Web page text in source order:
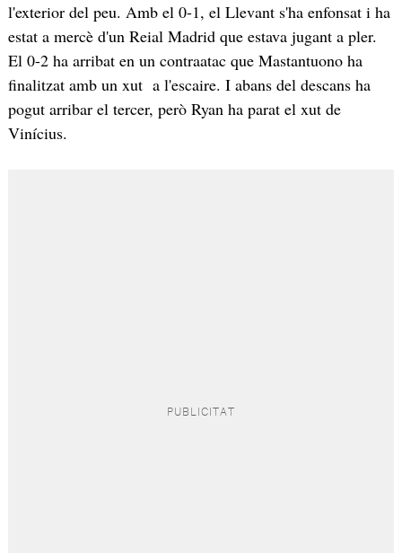
l'exterior del peu. Amb el 0-1, el Llevant s'ha enfonsat i ha
estat a mercè d'un Reial Madrid que estava jugant a pler.
El 0-2 ha arribat en un contraatac que Mastantuono ha
finalitzat amb un xut a l'escaire. I abans del descans ha
pogut arribar el tercer, però Ryan ha parat el xut de
Vinícius.